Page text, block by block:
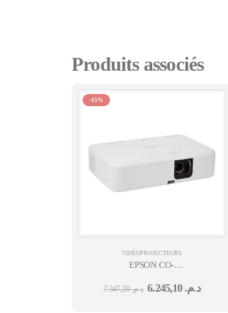
Produits associés
-15%
VIDÉOPROJECTEURS
EPSON CO-
A, USB 2.0 ANDROID TV 24M
د.م.7.347,20 د.م. 6.245,10